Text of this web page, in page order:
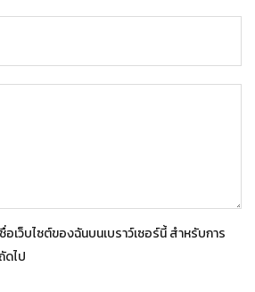
อเว็บไซต์ของฉันบนเบราว์เซอร์นี้ สำหรับการ
ดไป